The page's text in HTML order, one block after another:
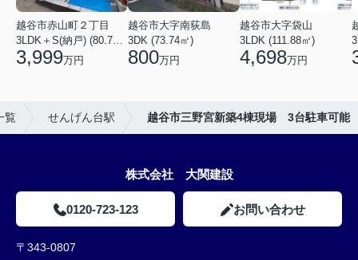
越谷市赤山町２丁目
3,999万円
越谷市大字南荻島
3DK (73.74㎡)
800万円
越谷市大字袋山
3LDK (111.88㎡)
4,698万円
覧 せんげん台駅 越谷市三野宮新築4棟現場 3台駐車可能
株式会社 大関建設
0120-723-123 お問い合わせ
〒343-0807